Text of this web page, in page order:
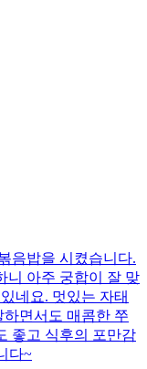
음밥을 시켰습니다.
니 아주 궁합이 잘 맞
네요. 멋있는 자태
면서도 매콤한 쭈
좋고 식후의 포만감
다~